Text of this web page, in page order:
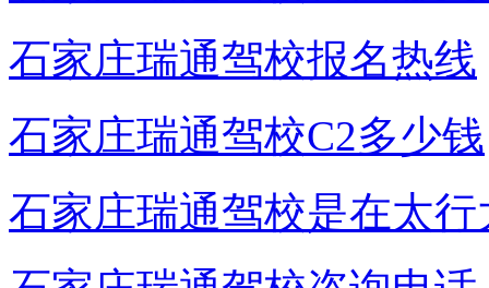
石家庄瑞通驾校报名热线
石家庄瑞通驾校C2多少钱
石家庄瑞通驾校是在太